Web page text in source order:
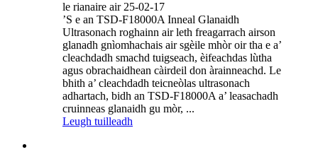
le rianaire air 25-02-17
’S e an TSD-F18000A Inneal Glanaidh
Ultrasonach roghainn air leth freagarrach airson
glanadh gnìomhachais air sgèile mhòr oir tha e a’
cleachdadh smachd tuigseach, èifeachdas lùtha
agus obrachaidhean càirdeil don àrainneachd. Le
bhith a’ cleachdadh teicneòlas ultrasonach
adhartach, bidh an TSD-F18000A a’ leasachadh
cruinneas glanaidh gu mòr, ...
Leugh tuilleadh